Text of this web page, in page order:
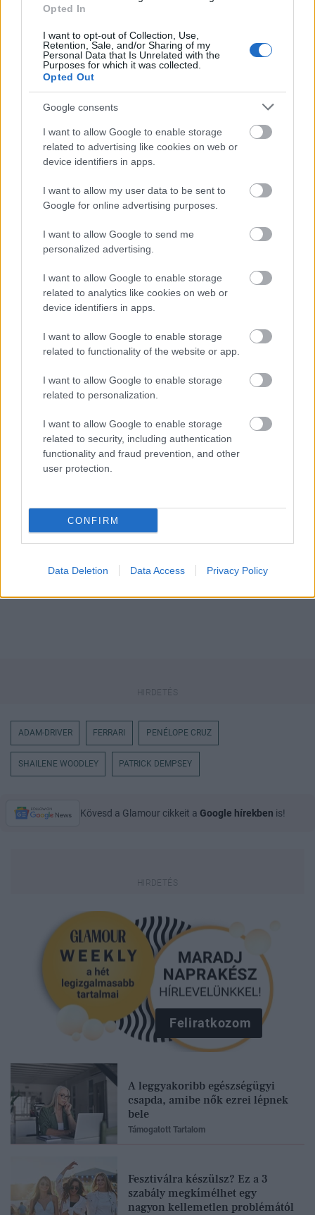
Opted In
I want to opt-out of Collection, Use,
Retention, Sale, and/or Sharing of my
Personal Data that Is Unrelated with the
Purposes for which it was collected.
Opted Out
Google consents
I want to allow Google to enable storage
related to advertising like cookies on web or
device identifiers in apps.
I want to allow my user data to be sent to
Google for online advertising purposes.
I want to allow Google to send me
personalized advertising.
I want to allow Google to enable storage
related to analytics like cookies on web or
device identifiers in apps.
I want to allow Google to enable storage
related to functionality of the website or app.
I want to allow Google to enable storage
related to personalization.
I want to allow Google to enable storage
related to security, including authentication
functionality and fraud prevention, and other
user protection.
CONFIRM
Data Deletion Data Access Privacy Policy
Adam Driver legutóbb a Ridley Scott rendezésében
készültGucci-házbanjátszott el egy idősebb olasz
férfit, amikor a 46 évesen meggyilkolt Maurizio
Gucci szerepébe bújt, ezúttal azonban sokkal
látványosabb transzformáción ment keresztül,
felismerjük őt a képeken:
Ha te sem tudod levenni a
szemed a képernyőről:
sok sorozatnézéstől?
Ezekkel a titkos kódokkal éred el a Netflix teljes
Izgalmas és rémisztő új sorozatokkal készül a
Megosztás
Küldés
Messengeren
keresőben könnyebben megtaláld a
glamour.hu cikkeit
ADAM-DRIVER FERRARI PENÉLOPE CRUZ
SHAILENE WOODLEY PATRICK DEMPSEY
Kövesd a Glamour cikkeit a Google hírekben is!
Feliratkozom
A leggyakoribb egészségügyi
csapda, amibe nők ezrei lépnek
bele
Támogatott Tartalom
Fesztiválra készülsz? Ez a 3
szabály megkímélhet egy
nagyon kellemetlen problémától